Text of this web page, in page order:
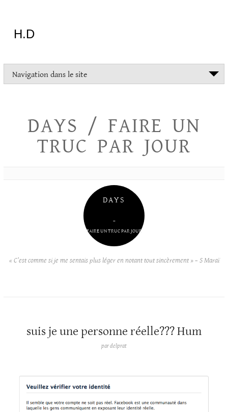
H.D
Navigation dans le site
DAYS / FAIRE UN
TRUC PAR JOUR
DAYS
–
FAIRE UN TRUC PAR JOUR
« C’est comme si je me sentais plus léger en notant tout sincèrement » – S Maraï
suis je une personne réelle??? Hum
pardelprat